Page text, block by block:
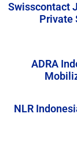
Swisscontact
Private
ADRA
NLR